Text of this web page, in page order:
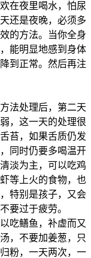
在夜里喝水，怕尿
还是夜晚，必须多
的方法。当你全身
能明显地感到身体
到正常。然后再注
法处理后，第二天
，这一天的处理很
苔，如果舌质仍发
同时仍要多喝温开
淡为主，可以吃鸡
等上火的食物，也
特别是孩子，又会
要过于疲劳。
吃鳝鱼，补虚而又
，不要加姜葱，只
粉，一天两次，一